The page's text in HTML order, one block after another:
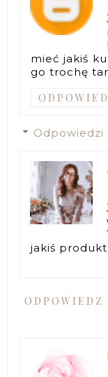
mieć jakiś
go trochę
Odpowiedzi
jakiś
ODPOWIEDZ